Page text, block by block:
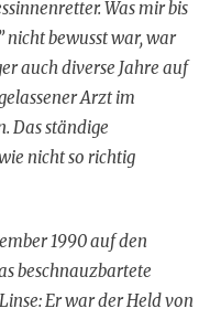
Was mir bis
nicht bewusst war, war
auch diverse Jahre auf
Arzt im
Das ständige
nicht so richtig
1990 auf den
beschnauzbartete
Er war der Held von